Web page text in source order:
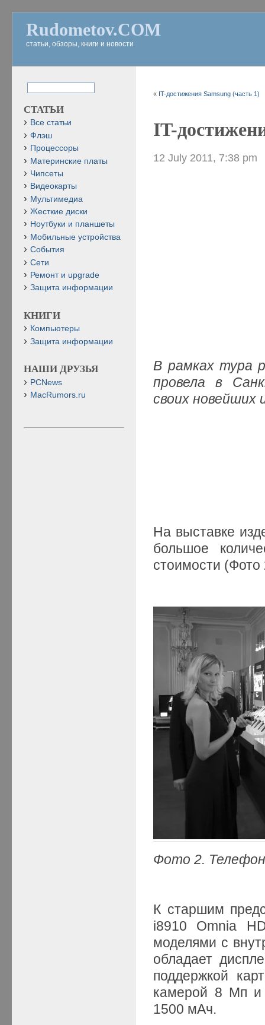
Rudometov.COM
статьи, обзоры, книги и новости
« IT-достижения Samsung (часть 1)
IT-
12 July 2011, 7:38 pm
В рамках тура
провела в
своих новейших
На выставке
большое
стоимости (Фото
Фото 2.
К старшим
i8910 Omnia
моделями с
обладает
поддержкой
камерой 8 Мп и
1500 мАч.
СТАТЬИ
Все статьи
Флэш
Процессоры
Материнские платы
Чипсеты
Видеокарты
Мультимедиа
Жесткие диски
Ноутбуки и планшеты
Мобильные устройства
События
Сети
Ремонт и upgrade
Защита информации
КНИГИ
Компьютеры
Защита информации
НАШИ ДРУЗЬЯ
PCNews
MacRumors.ru